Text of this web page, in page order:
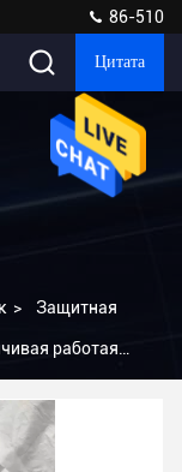
86-510
Цитата
> Защитная
работая